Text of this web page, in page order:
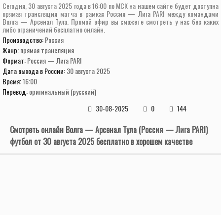
Сегодня, 30 августа 2025 года в 16:00 по МСК на нашем сайте будет доступна
прямая трансляция матча в рамках Россия — Лига PARI между командами
Волга — Арсенал Тула. Прямой эфир вы сможете смотреть у нас без каких
либо ограничений бесплатно онлайн.
Производство:Россия
Жанр:прямая трансляция
Формат:Россия — Лига PARI
Дата выхода в России:30 августа 2025
Время:16:00
Перевод:оригинальный (русский)
30-08-2025
0 144
Смотреть онлайн Волга — Арсенал Тула (Россия — Лига PARI)
футбол от 30 августа 2025 бесплатно в хорошем качестве